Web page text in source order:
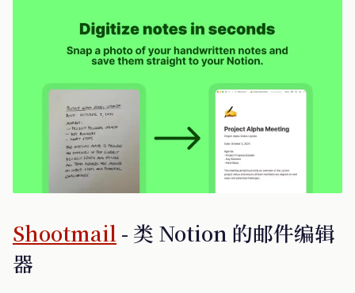
Shootmail - 类 Notion 的邮件编辑
器